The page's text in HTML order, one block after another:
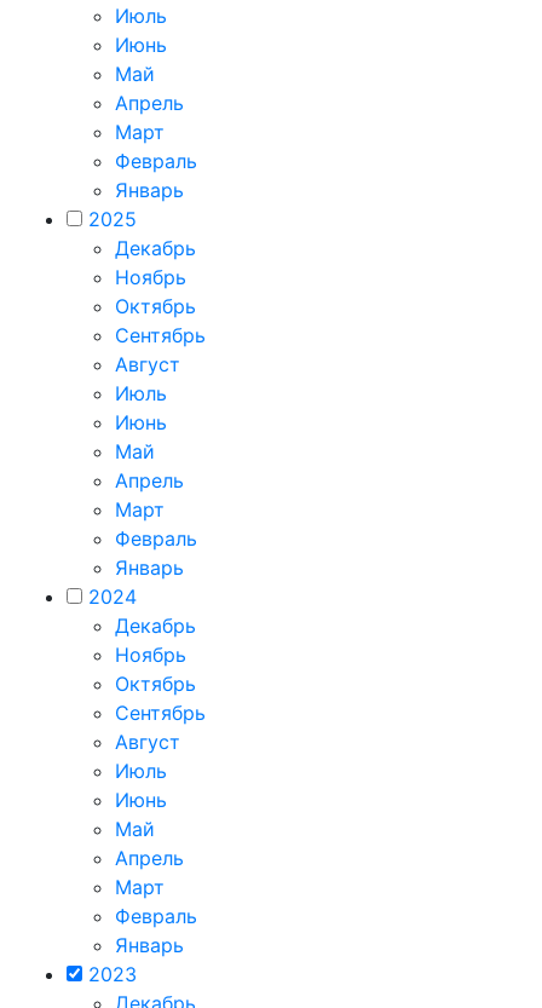
Июль
Июнь
Май
Апрель
Март
Февраль
Январь
2025
Декабрь
Ноябрь
Октябрь
Сентябрь
Август
Июль
Июнь
Май
Апрель
Март
Февраль
Январь
2024
Декабрь
Ноябрь
Октябрь
Сентябрь
Август
Июль
Июнь
Май
Апрель
Март
Февраль
Январь
2023
Декабрь